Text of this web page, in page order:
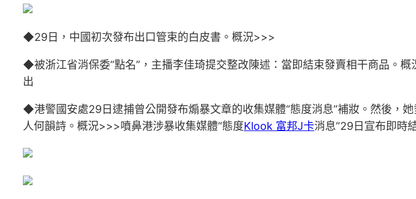
◆29日，中國初次發布出口管束的白皮書。概況>>>
◆被浙江省消保委“點名”，主播李佳琦提交整改陳述：當即結束發賣相干商品。
出
◆港警國安處29日逮捕曾公開發布煽暴文章的收集媒體“態度消息”補妝。然後，
人何韻詩。概況>>>噴鼻港涉暴收集媒體“態度Klook 富邦J卡消息”29日宣布即時